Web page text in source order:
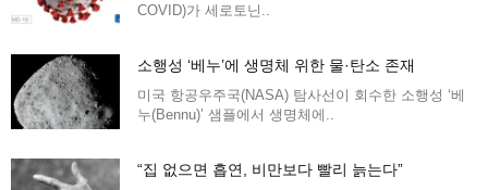
COVID)가 세로토닌..
소행성 ‘베누’에 생명체 위한 물·탄소 존재
미국 항공우주국(NASA) 탐사선이 회수한 소행성 ‘베
누(Bennu)’ 샘플에서 생명체에..
“집 없으면 흡연, 비만보다 빨리 늙는다”